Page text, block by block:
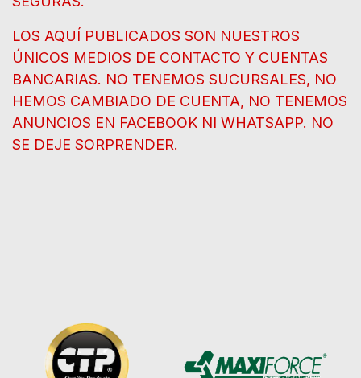
LOS AQUÍ PUBLICADOS SON NUESTROS
ÚNICOS MEDIOS DE CONTACTO Y CUENTAS
BANCARIAS. NO TENEMOS SUCURSALES, NO
HEMOS CAMBIADO DE CUENTA, NO TENEMOS
ANUNCIOS EN FACEBOOK NI WHATSAPP. NO
SE DEJE SORPRENDER.